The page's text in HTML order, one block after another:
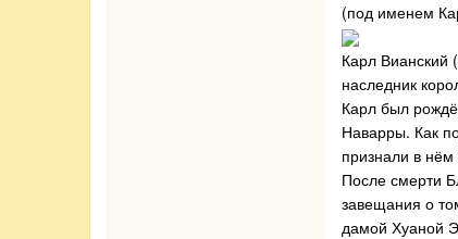
(под именем
Карл Вианский
наследник
Карл был
Наварры. Как
признали в нём
После смерти
завещания о
дамой Хуаной